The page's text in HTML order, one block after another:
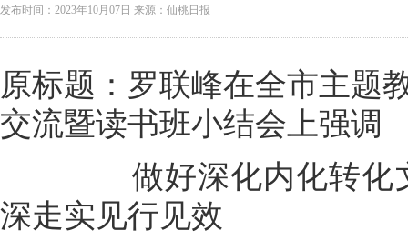
发布时间：2023年10月07日 来源： 仙桃日报
原标题：罗联峰在全市主题
交流暨读书班小结会上强调
做好深化内化转化文
深走实见行见效